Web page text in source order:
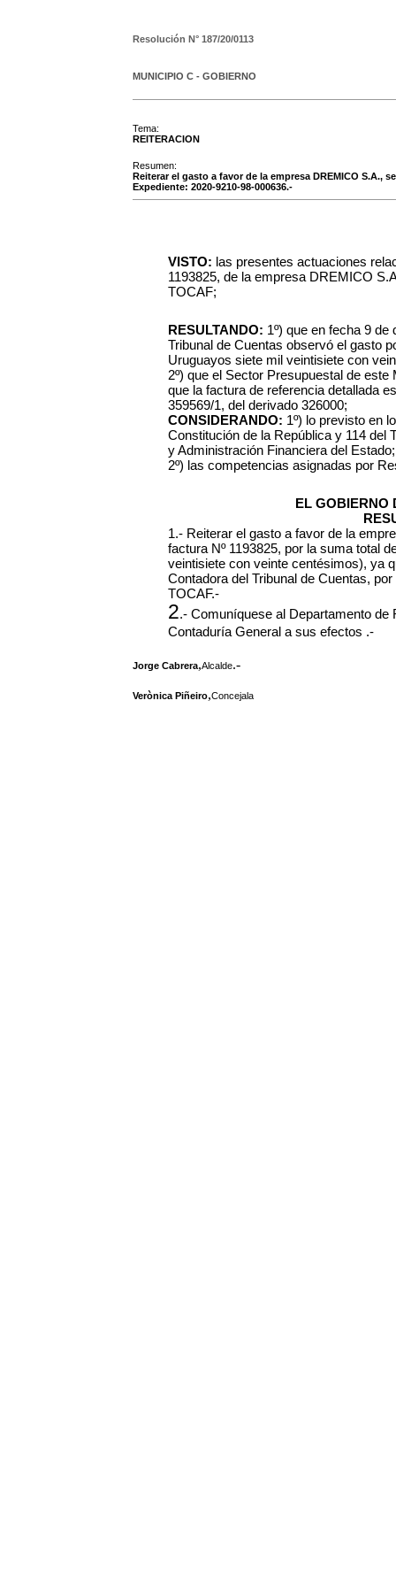
Resolución N° 187/20/0113
MUNICIPIO C - GOBIERNO
Tema:
REITERACION
Resumen:
Reiterar el gasto a favor de la empresa DREMICO S.A.,
Expediente: 2020-9210-98-000636.-
VISTO: las presentes actuaciones
1193825, de la empresa DREMICO
TOCAF;
RESULTANDO: 1º) que en fecha 9
Tribunal de Cuentas observó el gasto
Uruguayos siete mil veintisiete con
2º) que el Sector Presupuestal de
que la factura de referencia detallada
359569/1, del derivado 326000;
CONSIDERANDO: 1º) lo previsto en
Constitución de la República y 114 del
y Administración Financiera del Estado;
2º) las competencias asignadas por
EL GOBIERNO
1.- Reiterar el gasto a favor de la
factura Nº 1193825, por la suma total
veintisiete con veinte centésimos), ya
Contadora del Tribunal de Cuentas,
TOCAF.-
2.- Comuníquese al Departamento
Contaduría General a sus efectos .-
Jorge Cabrera,Alcalde.-
Verònica Piñeiro,Concejala